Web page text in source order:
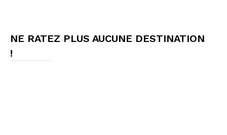
NE RATEZ PLUS AUCUNE DESTINATION
!